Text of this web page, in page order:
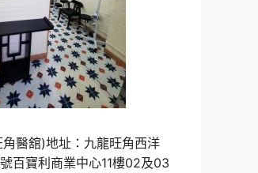
醫舘)地址：九龍旺角西洋
百寶利商業中心11樓02及03